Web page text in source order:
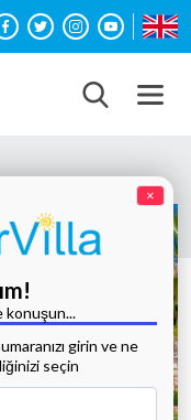
×
konuşun...
girin ve ne
seçin